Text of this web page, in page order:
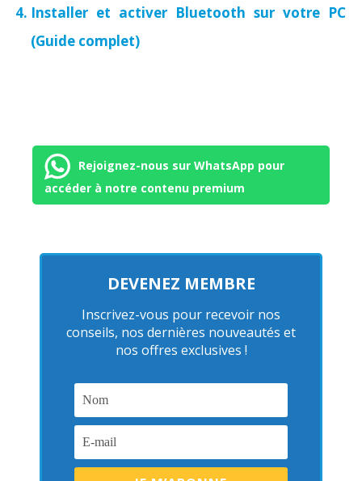
Installer et activer Bluetooth sur votre PC
(Guide complet)
Rejoignez-nous sur WhatsApp pour
accéder à notre contenu premium
DEVENEZ MEMBRE
Inscrivez-vous pour recevoir nos
conseils, nos dernières nouveautés et
nos offres exclusives !